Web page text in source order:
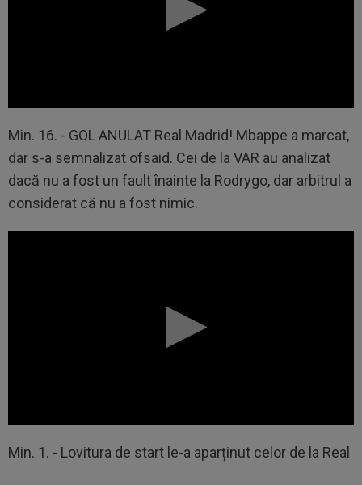
Min. 16. - GOL ANULAT Real Madrid! Mbappe a marcat,
dar s-a semnalizat ofsaid. Cei de la VAR au analizat
dacă nu a fost un fault înainte la Rodrygo, dar arbitrul a
considerat că nu a fost nimic.
Min. 1. - Lovitura de start le-a aparținut celor de la Real